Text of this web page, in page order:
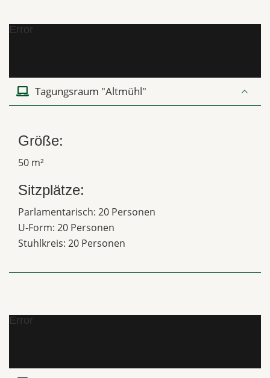
Error
Tagungsraum "Altmühl"
Größe:
50 m²
Sitzplätze:
Parlamentarisch: 20 Personen
U-Form: 20 Personen
Stuhlkreis: 20 Personen
Error